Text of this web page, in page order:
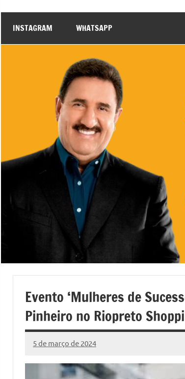
INSTAGRAM WHATSAPP
Evento ‘Mulheres de
Pinheiro no Riopreto
5 de março de 2024
Marcelo
Fachin